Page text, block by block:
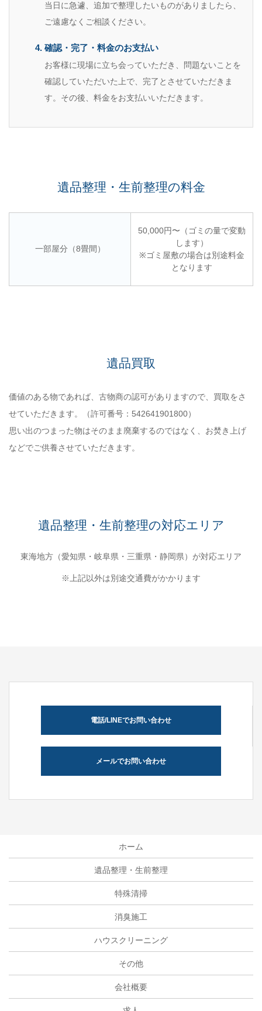
当日に急遽、追加で整理したいものがありましたら、
ご遠慮なくご相談ください。
確認・完了・料金のお支払い
お客様に現場に立ち会っていただき、問題ないことを
確認していただいた上で、完了とさせていただきま
す。その後、料金をお支払いいただきます。
遺品整理・生前整理の料金
一部屋分（8畳間）
50,000円〜（ゴミの量で変動
します）
※ゴミ屋敷の場合は別途料金
となります
遺品買取
価値のある物であれば、古物商の認可がありますので、買取をさ
せていただきます。（許可番号：542641901800）
思い出のつまった物はそのまま廃棄するのではなく、お焚き上げ
などでご供養させていただきます。
遺品整理・生前整理の対応エリア
東海地方（愛知県・岐阜県・三重県・静岡県）が対応エリア
※上記以外は別途交通費がかかります
電話/LINEでお問い合わせ
メールでお問い合わせ
ホーム
遺品整理・生前整理
特殊清掃
消臭施工
ハウスクリーニング
その他
会社概要